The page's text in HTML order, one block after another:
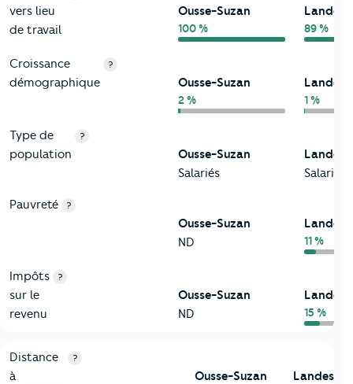
vers lieu
de travail
Ousse-Suzan
100 %
Landes
89 %
Croissance
démographique
?
Ousse-Suzan
2 %
Landes
1 %
Type de
population
?
Ousse-Suzan
Salariés
Landes
Salariés
Pauvreté ?
Ousse-Suzan
ND
Landes
11 %
Impôts
sur le
revenu
?
Ousse-Suzan
ND
Landes
15 %
3-Environnement
Critères Ousse-Suzan
Distance
à
?
Ousse-Suzan
Landes